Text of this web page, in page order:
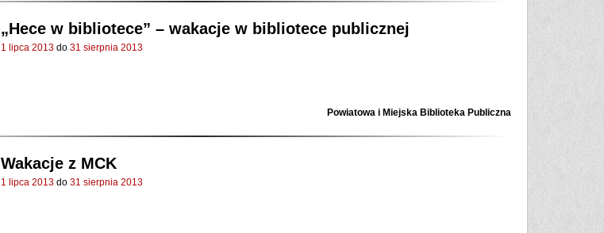
„Hece w bibliotece” – wakacje w bibliotece publicznej
1 lipca 2013 do 31 sierpnia 2013
Powiatowa i Miejska Biblioteka Publiczna
Wakacje z MCK
1 lipca 2013 do 31 sierpnia 2013